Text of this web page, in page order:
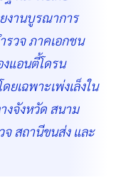
งานบูรณาการ
รวจ ภาคเอกชน
แอนตี้โดรน
ยเฉพาะเพ่งเล็งใน
จังหวัด สนาม
สถานีขนส่ง และ